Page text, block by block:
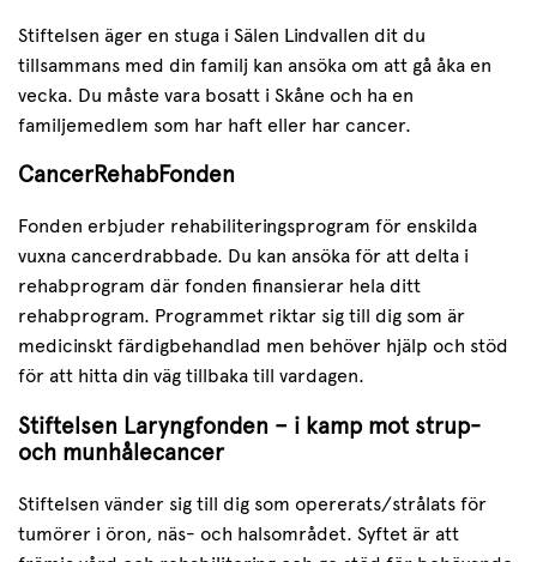
Stiftelsen äger en stuga i Sälen Lindvallen dit du
tillsammans med din familj kan ansöka om att gå åka en
vecka. Du måste vara bosatt i Skåne och ha en
familjemedlem som har haft eller har cancer.
CancerRehabFonden
Fonden erbjuder rehabiliteringsprogram för enskilda
vuxna cancerdrabbade. Du kan ansöka för att delta i
rehabprogram där fonden finansierar hela ditt
rehabprogram. Programmet riktar sig till dig som är
medicinskt färdigbehandlad men behöver hjälp och stöd
för att hitta din väg tillbaka till vardagen.
Stiftelsen Laryngfonden – i kamp mot strup-
och munhålecancer
Stiftelsen vänder sig till dig som opererats/strålats för
tumörer i öron, näs- och halsområdet. Syftet är att